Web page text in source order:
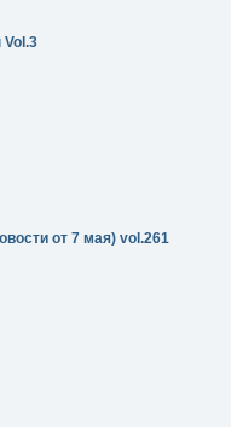
Vol.3
от 7 мая) vol.261